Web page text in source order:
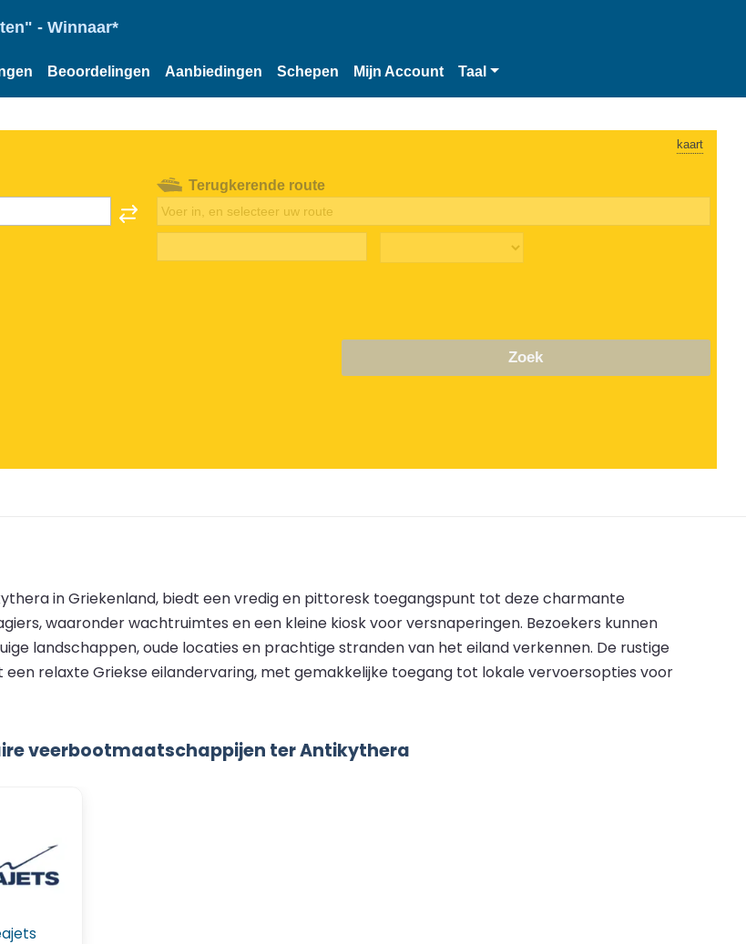
- Winnaar*
Beoordelingen Aanbiedingen Schepen Mijn Account Taal
kaart
Terugkerende route
Zoek
in Griekenland, biedt een vredig en pittoresk toegangspunt tot deze charmante
waaronder wachtruimtes en een kleine kiosk voor versnaperingen. Bezoekers kunnen
landschappen, oude locaties en prachtige stranden van het eiland verkennen. De rustige
relaxte Griekse eilandervaring, met gemakkelijke toegang tot lokale vervoersopties voor
veerbootmaatschappijen ter Antikythera